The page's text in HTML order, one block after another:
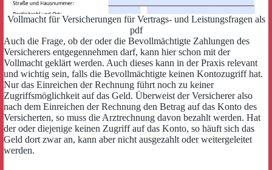
Vollmacht für Versicherungen für Vertrags- und Leistungsfragen als
pdf
Auch die Frage, ob der oder die Bevollmächtigte Zahlungen des
Versicherers entgegennehmen darf, kann hier schon mit der
Vollmacht geklärt werden. Auch dieses kann in der Praxis relevant
und wichtig sein, falls die Bevollmächtigte keinen Kontozugriff hat.
Nur das Einreichen der Rechnung führt noch zu keiner
Zugriffsmöglichkeit auf das Geld. Überweist der Versicherer also
nach dem Einreichen der Rechnung den Betrag auf das Konto des
Versicherten, so muss die Arztrechnung davon bezahlt werden. Hat
der oder diejenige keinen Zugriff auf das Konto, so häuft sich das
Geld dort zwar an, kann aber nicht ausgezahlt oder weitergeleitet
werden.